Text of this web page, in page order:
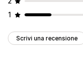
1
Scrivi una recensione